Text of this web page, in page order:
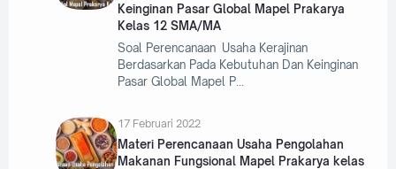
Keinginan Pasar Global Mapel Prakarya
Kelas 12 SMA/MA
Soal Perencanaan Usaha Kerajinan
Berdasarkan Pada Kebutuhan Dan Keinginan
Pasar Global Mapel P
17 Februari 2022
Materi Perencanaan Usaha Pengolahan
Makanan Fungsional Mapel Prakarya kelas